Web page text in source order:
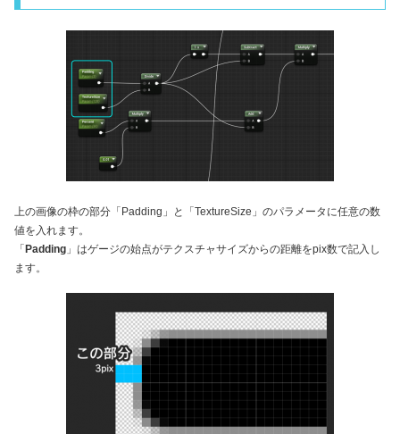
上の画像の枠の部分「Padding」と「TextureSize」のパラメータに任意の数
値を入れます。
「Padding 」はゲージの始点がテクスチャサイズからの距離をpix数で記入し
ます。